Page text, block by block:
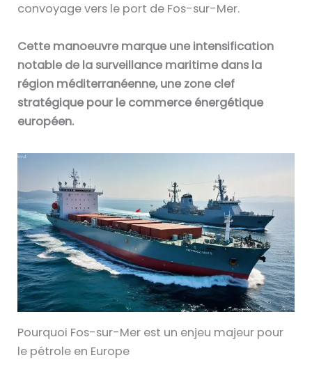
convoyage vers le port de Fos-sur-Mer.
Cette manoeuvre marque une intensification
notable de la surveillance maritime dans la
région méditerranéenne, une zone clef
stratégique pour le commerce énergétique
européen.
Pourquoi Fos-sur-Mer est un enjeu majeur pour
le pétrole en Europe